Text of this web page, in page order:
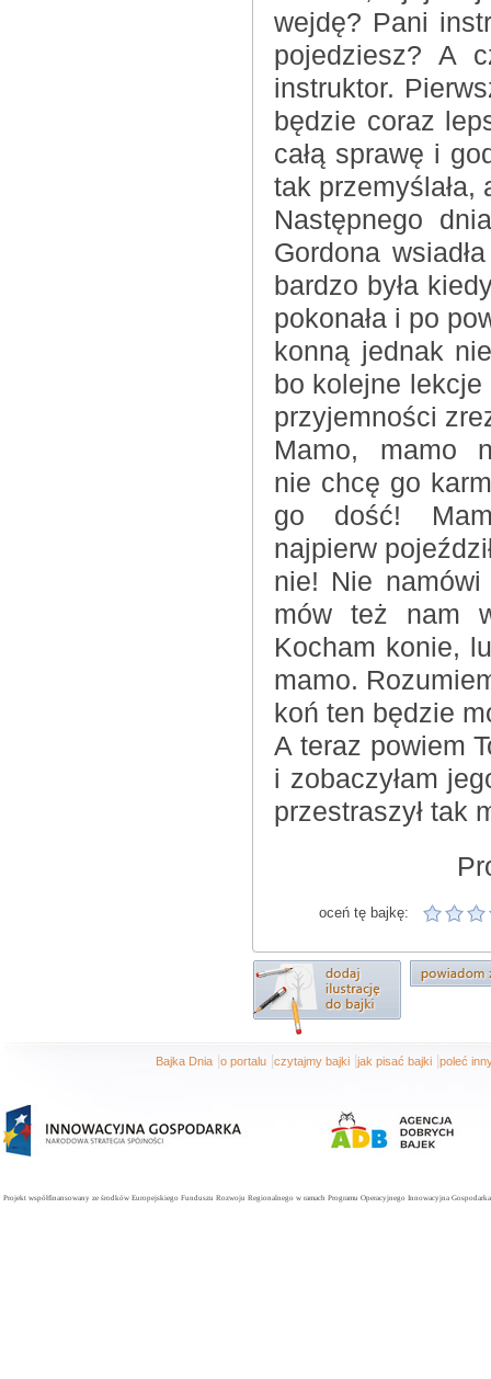
wejdę? Pani
pojedziesz? A
instruktor.
będzie coraz
całą sprawę i
tak przemyślała,
Następnego
Gordona
bardzo była
pokonała i po
konną jednak
bo kolejne lekcje
przyjemności
Mamo, mamo
nie chcę go
go dość!
najpierw
nie! Nie
mów też nam
Kocham konie,
mamo.
koń ten będzie
A teraz powiem
i zobaczyłam
przestraszył tak
oceń tę bajkę:
Bajka Dnia o portalu czytajmy bajki jak pisać bajki poleć
Projekt współfinansowany ze środków Europejskiego Funduszu Rozwoju Regionalnego w ramach Programu Operacyjnego Innowacyjna